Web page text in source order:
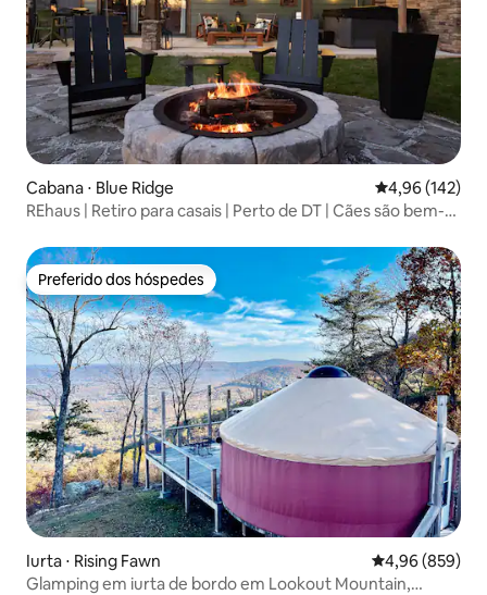
Cabana ⋅ Blue Ridge 4,96 de uma
4,96 (142)
REhaus | Retiro para casais | Perto de DT | Cães são bem-
Preferido dos hóspedes
Preferido dos hóspedes
Iurta ⋅ Rising Fawn 4,96 de uma
4,96 (859)
Glamping em iurta de bordo em Lookout Mountain,